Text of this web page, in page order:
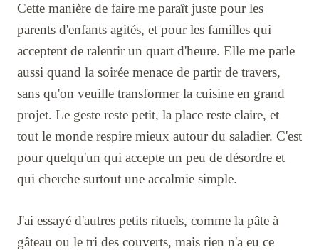
Cette manière de faire me paraît juste pour les
parents d'enfants agités, et pour les familles qui
acceptent de ralentir un quart d'heure. Elle me parle
aussi quand la soirée menace de partir de travers,
sans qu'on veuille transformer la cuisine en grand
projet. Le geste reste petit, la place reste claire, et
tout le monde respire mieux autour du saladier. C'est
pour quelqu'un qui accepte un peu de désordre et
qui cherche surtout une accalmie simple.
J'ai essayé d'autres petits rituels, comme la pâte à
gâteau ou le tri des couverts, mais rien n'a eu ce